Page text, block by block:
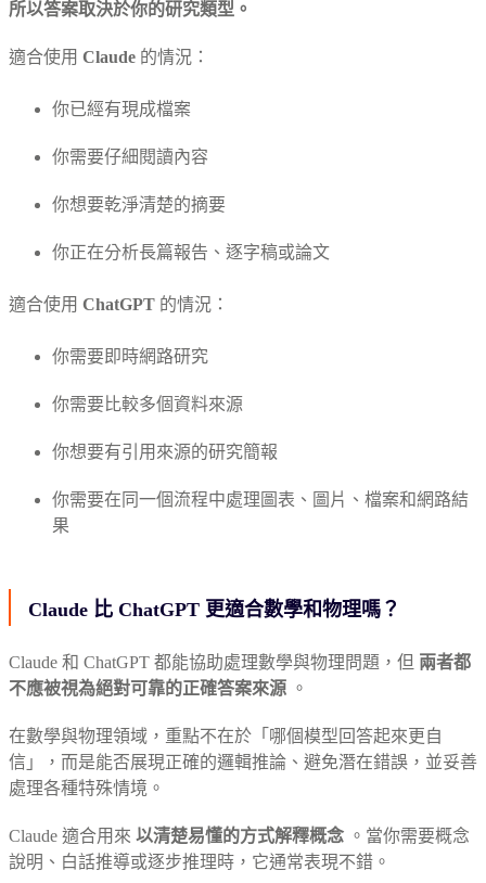
所以答案取決於你的研究類型。
適合使用 Claude 的情況：
你已經有現成檔案
你需要仔細閱讀內容
你想要乾淨清楚的摘要
你正在分析長篇報告、逐字稿或論文
適合使用 ChatGPT 的情況：
你需要即時網路研究
你需要比較多個資料來源
你想要有引用來源的研究簡報
你需要在同一個流程中處理圖表、圖片、檔案和網路結
果
Claude 比 ChatGPT 更適合數學和物理嗎？
Claude 和 ChatGPT 都能協助處理數學與物理問題，但 兩者都
不應被視為絕對可靠的正確答案來源 。
在數學與物理領域，重點不在於「哪個模型回答起來更自
信」，而是能否展現正確的邏輯推論、避免潛在錯誤，並妥善
處理各種特殊情境。
Claude 適合用來 以清楚易懂的方式解釋概念 。當你需要概念
說明、白話推導或逐步推理時，它通常表現不錯。